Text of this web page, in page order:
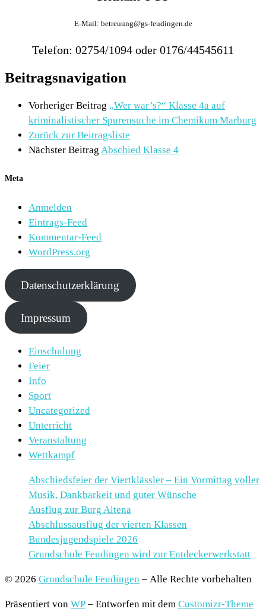
E-Mail: betreuung@gs-feudingen.de
Telefon: 02754/1094 oder 0176/44545611
Beitragsnavigation
Vorheriger Beitrag „Wer war’s?“ Klasse 4a auf
kriminalistischer Spurensuche im Chemikum Marburg
Zurück zur Beitragsliste
Nächster Beitrag Abschied Klasse 4
Meta
Anmelden
Eintrags-Feed
Kommentar-Feed
WordPress.org
Datenschutzerklärung
Impressum
Einschulung
Feier
Info
Sport
Uncategorized
Unterricht
Veranstaltung
Wettkampf
Abschiedsfeier der Viertklässler – Ein Vormittag voller
Musik, Dankbarkeit und guter Wünsche
Ausflug zur Burg Altena
Abschlussausflug der vierten Klassen
Bundesjugendspiele 2026
Grundschule Feudingen wird zur Entdeckerwerkstatt
© 2026 Grundschule Feudingen – Alle Rechte vorbehalten
Präsentiert von WP – Entworfen mit dem Customizr-Theme